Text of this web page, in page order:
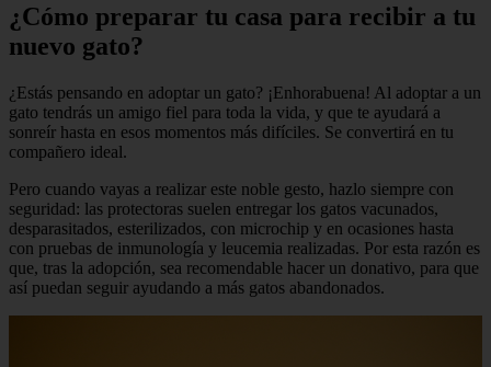
¿Cómo preparar tu casa para recibir a tu
nuevo gato?
¿Estás pensando en adoptar un gato? ¡Enhorabuena! Al adoptar a un
gato tendrás un amigo fiel para toda la vida, y que te ayudará a
sonreír hasta en esos momentos más difíciles. Se convertirá en tu
compañero ideal.
Pero cuando vayas a realizar este noble gesto, hazlo siempre con
seguridad: las protectoras suelen entregar los gatos vacunados,
desparasitados, esterilizados, con microchip y en ocasiones hasta
con pruebas de inmunología y leucemia realizadas. Por esta razón es
que, tras la adopción, sea recomendable hacer un donativo, para que
así puedan seguir ayudando a más gatos abandonados.